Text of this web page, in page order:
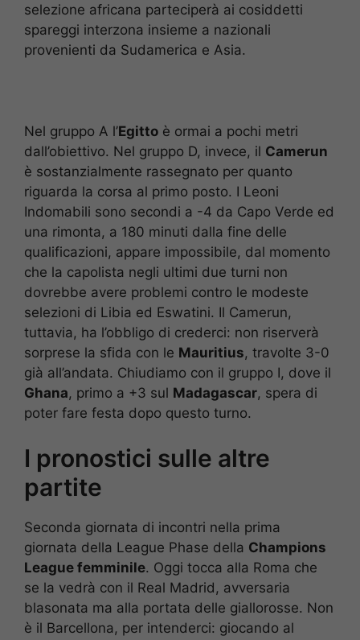
selezione africana parteciperà ai cosiddetti
spareggi interzona insieme a nazionali
provenienti da Sudamerica e Asia.
Nel gruppo A l’Egitto è ormai a pochi metri
dall’obiettivo. Nel gruppo D, invece, il Camerun
è sostanzialmente rassegnato per quanto
riguarda la corsa al primo posto. I Leoni
Indomabili sono secondi a -4 da Capo Verde ed
una rimonta, a 180 minuti dalla fine delle
qualificazioni, appare impossibile, dal momento
che la capolista negli ultimi due turni non
dovrebbe avere problemi contro le modeste
selezioni di Libia ed Eswatini. Il Camerun,
tuttavia, ha l’obbligo di crederci: non riserverà
sorprese la sfida con le Mauritius, travolte 3-0
già all’andata. Chiudiamo con il gruppo I, dove il
Ghana, primo a +3 sul Madagascar, spera di
poter fare festa dopo questo turno.
I pronostici sulle altre
partite
Seconda giornata di incontri nella prima
giornata della League Phase della Champions
League femminile. Oggi tocca alla Roma che
se la vedrà con il Real Madrid, avversaria
blasonata ma alla portata delle giallorosse. Non
è il Barcellona, per intenderci: giocando al